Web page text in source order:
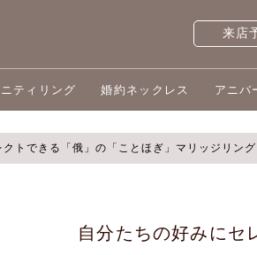
来店
ティリング 婚約ネックレス アニバ
トできる「俄」の「ことほぎ」マリッジリン
自分たちの好みにセ